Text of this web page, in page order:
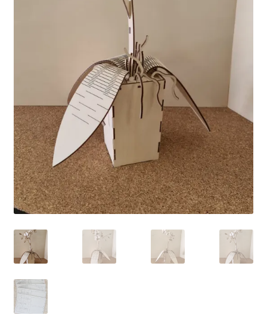
Schieferschutz
Schieferzuschnittservice
Schmauchspurenentferner Information
Shop
SK-Backstage
SK-Techniks
Versand- und Zahlungsarten